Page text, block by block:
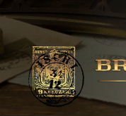
Zum
Inhalt
springen
Gehe zu ...